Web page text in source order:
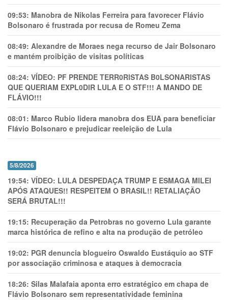
09:53: Manobra de Nikolas Ferreira para favorecer Flávio
Bolsonaro é frustrada por recusa de Romeu Zema
08:49: Alexandre de Moraes nega recurso de Jair Bolsonaro
e mantém proibição de visitas políticas
08:24: VÍDEO: PF PRENDE TERR0RlSTAS B0LSONARlSTAS
QUE QUERIAM EXPL0DlR LULA E O STF!!! A MANDO DE
FLÁVIO!!!
08:01: Marco Rubio lidera manobra dos EUA para beneficiar
Flávio Bolsonaro e prejudicar reeleição de Lula
5/8/2026
19:54: VÍDEO: LULA DESPEDAÇA TRUMP E ESMAGA MILEI
APÓS ATAQUES!! RESPEITEM O BRASIL!! RETALIAÇÃO
SERÁ BRUTAL!!!
19:15: Recuperação da Petrobras no governo Lula garante
marca histórica de refino e alta na produção de petróleo
19:02: PGR denuncia blogueiro Oswaldo Eustáquio ao STF
por associação criminosa e ataques à democracia
18:26: Silas Malafaia aponta erro estratégico em chapa de
Flávio Bolsonaro sem representatividade feminina